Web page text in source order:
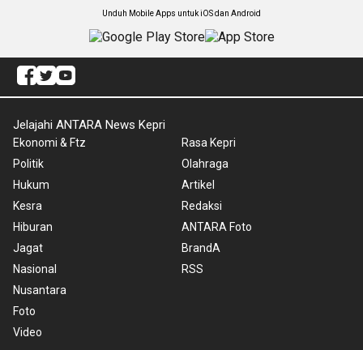
Unduh Mobile Apps untuk iOS dan Android
Jelajahi ANTARA News Kepri
Ekonomi & Ftz
Politik
Hukum
Kesra
Hiburan
Jagat
Nasional
Nusantara
Foto
Video
Rasa Kepri
Olahraga
Artikel
Redaksi
ANTARA Foto
BrandA
RSS